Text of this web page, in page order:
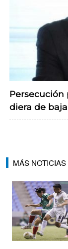
diera de
MÁS NOTICIAS